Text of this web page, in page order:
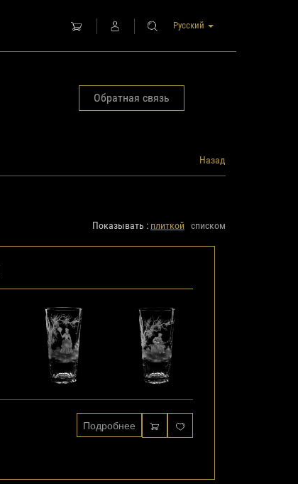
Русский
Обратная связь
Назад
Показывать : плиткой списком
Подробнее